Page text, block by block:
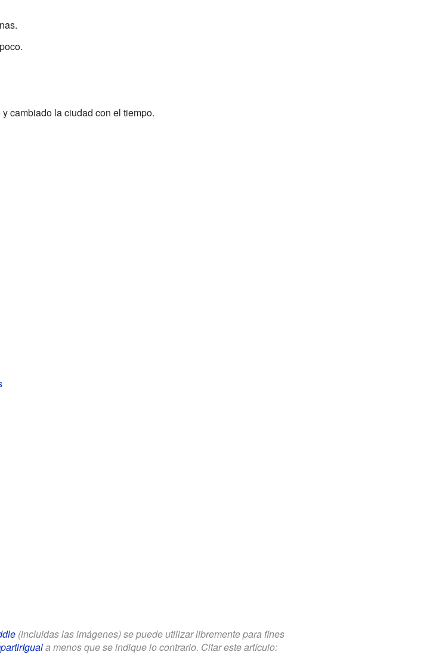
cambiado la ciudad con el tiempo.
(incluidas las imágenes) se puede utilizar libremente para fines
a menos que se indique lo contrario. Citar este artículo: